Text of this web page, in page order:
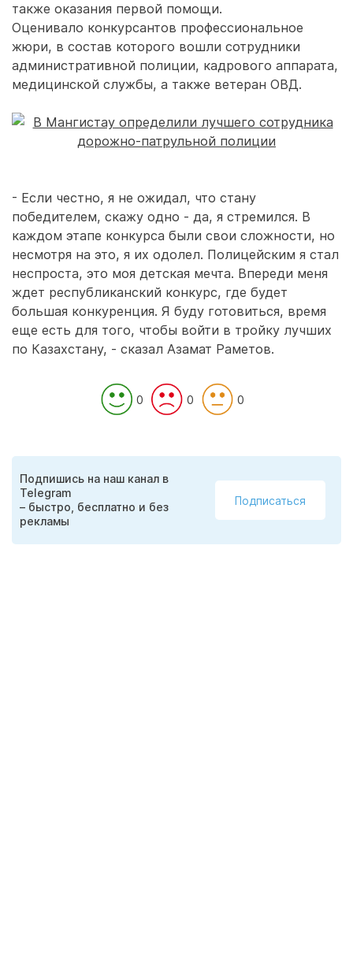
также оказания первой помощи.
Оценивало конкурсантов профессиональное
жюри, в состав которого вошли сотрудники
административной полиции, кадрового аппарата,
медицинской службы, а также ветеран ОВД.
- Если честно, я не ожидал, что стану
победителем, скажу одно - да, я стремился. В
каждом этапе конкурса были свои сложности, но
несмотря на это, я их одолел. Полицейским я стал
неспроста, это моя детская мечта. Впереди меня
ждет республиканский конкурс, где будет
большая конкуренция. Я буду готовиться, время
еще есть для того, чтобы войти в тройку лучших
по Казахстану, - сказал Азамат Раметов.
0 0 0
Подпишись на наш канал в
Telegram
– быстро, бесплатно и без
рекламы
Подписаться